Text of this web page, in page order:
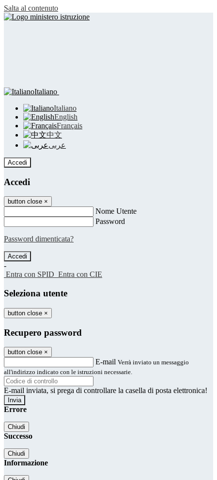
Salta al contenuto
Italiano
Italiano
English
Français
中文
عربى
Accedi
Accedi
button close ×
Nome Utente
Password
Password dimenticata?
-
Entra con SPID Entra con CIE
Seleziona utente
button close ×
Recupero password
button close ×
E-mail Verrà inviato un messaggio
all'indirizzo indicato con le istruzioni necessarie.
E-mail inviata, si prega di controllare la casella di posta elettronica!
Errore
Chiudi
Successo
Chiudi
Informazione